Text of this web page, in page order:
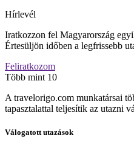
Hírlevél
Iratkozzon fel Magyarország
Értesüljön időben a legfrissebb
Feliratkozom
Több mint 10
A travelorigo.com munkatársai
tapasztalattal teljesítik az utazni
Válogatott utazások